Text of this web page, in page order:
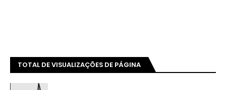
TOTAL DE VISUALIZAÇÕES DE PÁGINA